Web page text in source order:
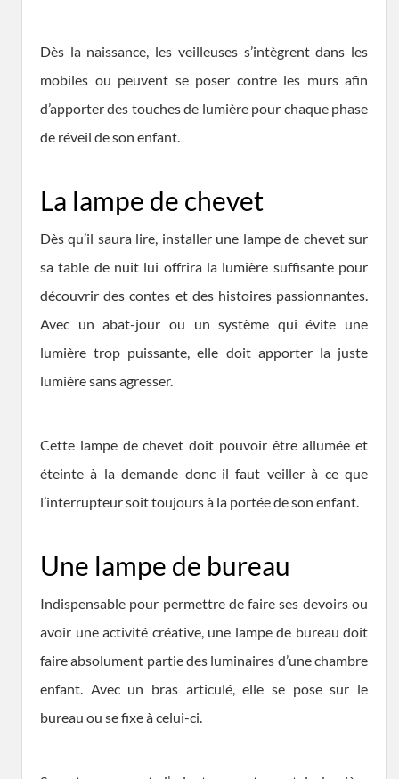
Dès la naissance, les veilleuses s’intègrent dans les
mobiles ou peuvent se poser contre les murs afin
d’apporter des touches de lumière pour chaque phase
de réveil de son enfant.
La lampe de chevet
Dès qu’il saura lire, installer une lampe de chevet sur
sa table de nuit lui offrira la lumière suffisante pour
découvrir des contes et des histoires passionnantes.
Avec un abat-jour ou un système qui évite une
lumière trop puissante, elle doit apporter la juste
lumière sans agresser.
Cette lampe de chevet doit pouvoir être allumée et
éteinte à la demande donc il faut veiller à ce que
l’interrupteur soit toujours à la portée de son enfant.
Une lampe de bureau
Indispensable pour permettre de faire ses devoirs ou
avoir une activité créative, une lampe de bureau doit
faire absolument partie des luminaires d’une chambre
enfant. Avec un bras articulé, elle se pose sur le
bureau ou se fixe à celui-ci.